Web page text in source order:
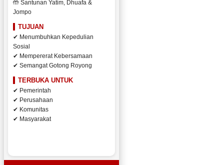
🤲 Santunan Yatim, Dhuafa &
Jompo
TUJUAN
✔ Menumbuhkan Kepedulian
Sosial
✔ Mempererat Kebersamaan
✔ Semangat Gotong Royong
TERBUKA UNTUK
✔ Pemerintah
✔ Perusahaan
✔ Komunitas
✔ Masyarakat